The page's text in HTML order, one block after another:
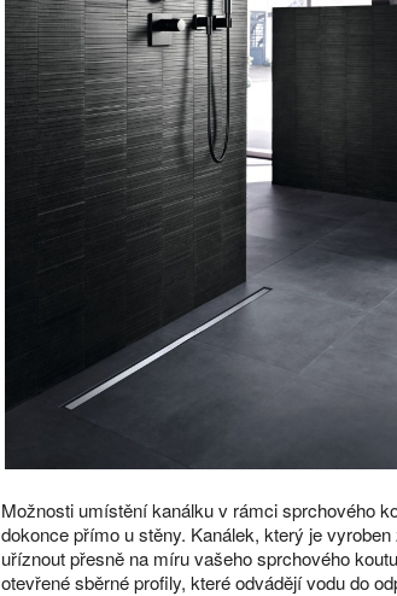
Možnosti umístění kanálku v rámci sprchového
dokonce přímo u stěny. Kanálek, který je
uříznout přesně na míru vašeho sprchového
otevřené sběrné profily, které odvádějí vodu do